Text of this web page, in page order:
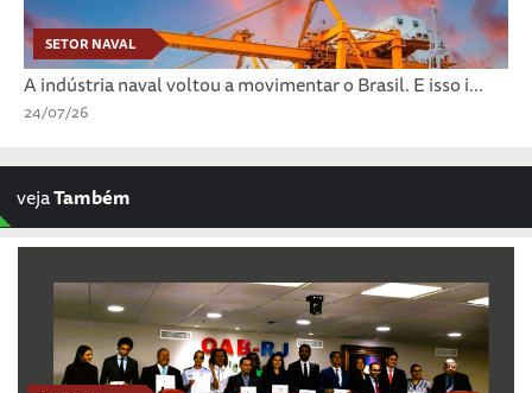
SETOR NAVAL
A indústria naval voltou a movimentar o Brasil. E isso i...
24/07/26
vejaTambém